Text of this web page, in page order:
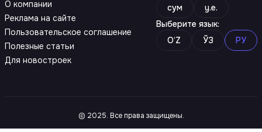
О компании
Реклама на сайте
Пользовательское соглашение
Полезные статьи
Для новостроек
сум
y.e.
Выберите язык:
O‘Z
ЎЗ РУ
© 2025. Все права защищены.